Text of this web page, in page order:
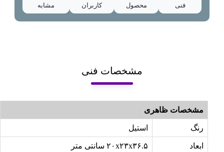
فنی
محصول
کاربران
مشابه
مشخصات فنی
مشخصات ظاهری
رنگ استیل
ابعاد ۲۰x۲۳x۳۶.۵ سانتی متر